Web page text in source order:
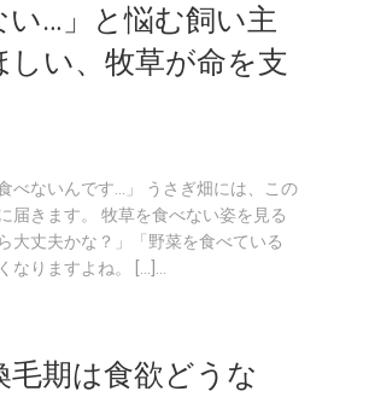
い…」と悩む飼い主
い、牧草が命を支
べないんです…」 うさぎ畑には、この
届きます。 牧草を食べない姿を見る
大丈夫かな？」「野菜を食べている
りますよね。 […]...
毛期は食欲どうな